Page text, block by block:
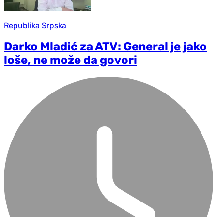
Republika Srpska
Darko Mladić za ATV: General je jako
loše, ne može da govori